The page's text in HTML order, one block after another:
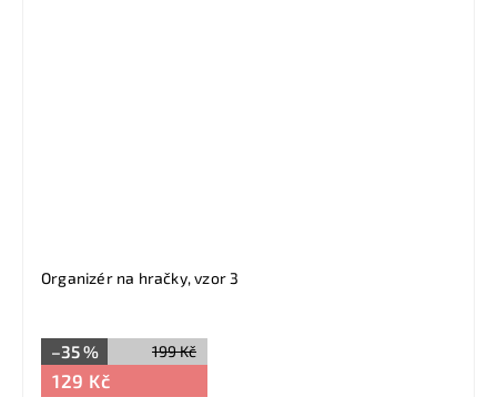
Organizér na hračky, vzor 3
199 Kč
–35 %
129 Kč